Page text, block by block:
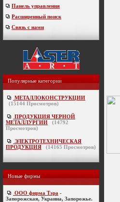
Панель управления
Расширенный поиск
Связь с нами
Популярные категории
МЕТАЛЛОКОНСТРУКЦИИ
(15144 Просмотров)
ПРОДУКЦИЯ ЧЕРНОЙ
МЕТАЛЛУРГИИ
(14792
Просмотров)
ЭЛЕКТРОТЕХНИЧЕСКАЯ
ПРОДУКЦИЯ
(14165 Просмотров)
Новые фирмы
ООО фирма Тэра -
Запорожская, Украина, Запорожье.